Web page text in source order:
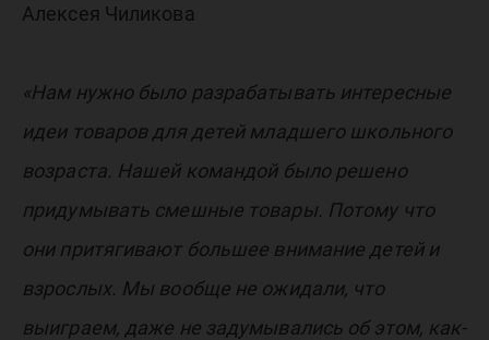
Алексея Чиликова
«Нам нужно было разрабатывать интересные
идеи товаров для детей младшего школьного
возраста. Нашей командой было решено
придумывать смешные товары. Потому что
они притягивают большее внимание детей и
взрослых. Мы вообще не ожидали, что
выиграем, даже не задумывались об этом, как-